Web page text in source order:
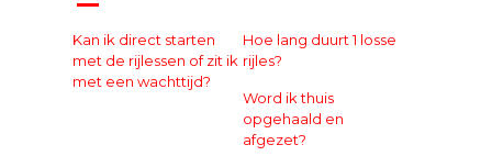
Kan ik direct starten
met de rijlessen of zit ik
met een wachttijd?
Hoe lang duurt 1 losse
rijles?
Word ik thuis
opgehaald en
afgezet?